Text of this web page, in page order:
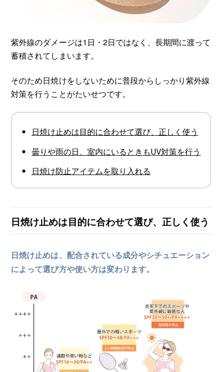
紫外線のダメージは1日・2日ではなく、長期間に渡って
蓄積されてしまいます。
そのため日焼けをしないために普段からしっかり紫外線
対策を行うことがたいせつです。
日焼け止めは目的に合わせて選び、正しく使う
曇りや雨の日、室内にいるときもUV対策を行う
日焼け防止アイテムを取り入れる
日焼け止めは目的に合わせて選び、正しく使う
日焼け止めは、配合されている成分やシチュエーション
によって選び方や使い方は変わります。